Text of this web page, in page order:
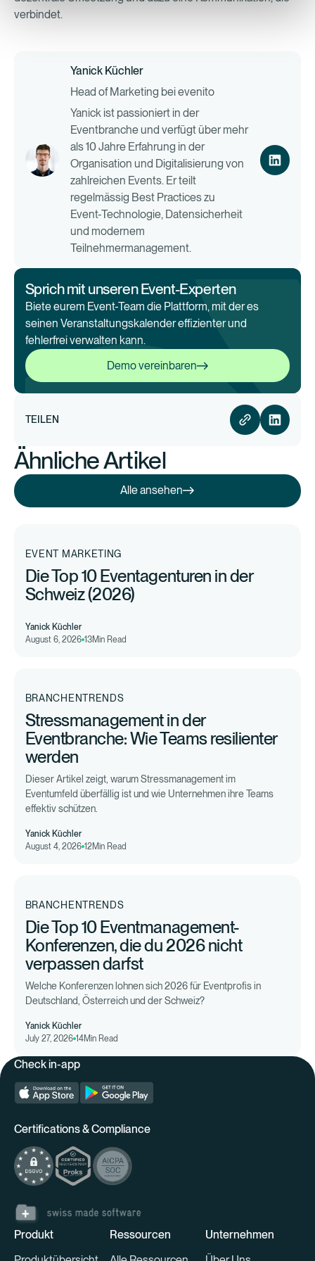
verbindet.
Yanick Küchler
Head of Marketing bei evenito
Yanick ist passioniert in der
Eventbranche und verfügt über mehr
als 10 Jahre Erfahrung in der
Organisation und Digitalisierung von
zahlreichen Events. Er teilt
regelmässig Best Practices zu
Event-Technologie, Datensicherheit
und modernem
Teilnehmermanagement.
Sprich mit unseren Event-Experten
Biete eurem Event-Team die Plattform, mit der es
seinen Veranstaltungskalender effizienter und
fehlerfrei verwalten kann.
Demo vereinbaren
TEILEN
Ähnliche Artikel
Alle ansehen
EVENT MARKETING
Die Top 10 Eventagenturen in der
Schweiz (2026)
Yanick Küchler
August 6, 2026 13Min Read
BRANCHENTRENDS
Stressmanagement in der
Eventbranche: Wie Teams resilienter
werden
Dieser Artikel zeigt, warum Stressmanagement im
Eventumfeld überfällig ist und wie Unternehmen ihre Teams
effektiv schützen.
Yanick Küchler
August 4, 2026 12Min Read
BRANCHENTRENDS
Die Top 10 Eventmanagement-
Konferenzen, die du 2026 nicht
verpassen darfst
Welche Konferenzen lohnen sich 2026 für Eventprofis in
Deutschland, Österreich und der Schweiz?
Yanick Küchler
July 27, 2026 14Min Read
Check in-app
Certifications & Compliance
Produkt
Ressourcen
Unternehmen